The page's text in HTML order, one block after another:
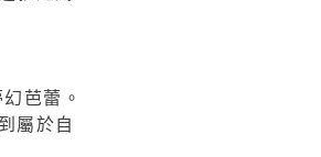
芭蕾。
屬於自